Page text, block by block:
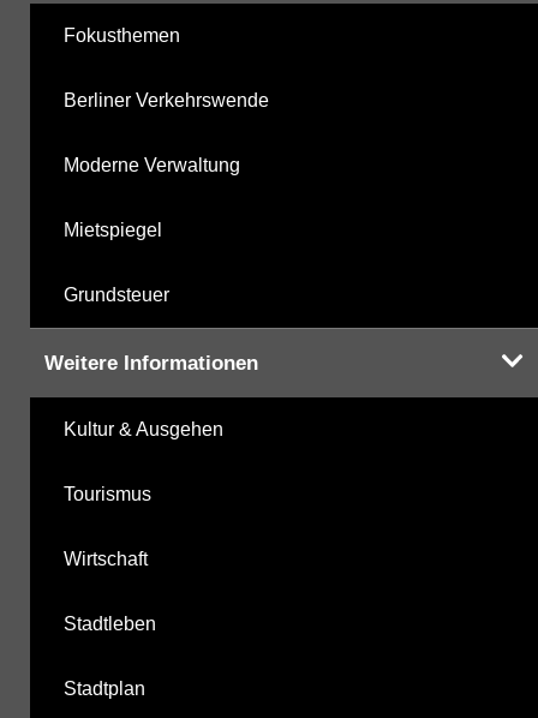
Fokusthemen
Berliner Verkehrswende
Moderne Verwaltung
Mietspiegel
Grundsteuer
Weitere Informationen
Kultur & Ausgehen
Tourismus
Wirtschaft
Stadtleben
Stadtplan